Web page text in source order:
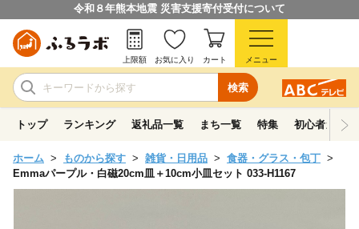
令和８年熊本地震 災害支援寄付受付について
検索
上限額 お気に入り カート メニュー
トップ ランキング 返礼品一覧 まち一覧 特集 初心者ガイド
ホーム ものから探す 雑貨・日用品
食器・グラス・包丁
Emmaパープル・白磁20cm皿＋10cm小皿セット 033-H1167